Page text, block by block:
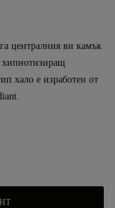
централния ви камък
хипнотизиращ
хало е изработен от